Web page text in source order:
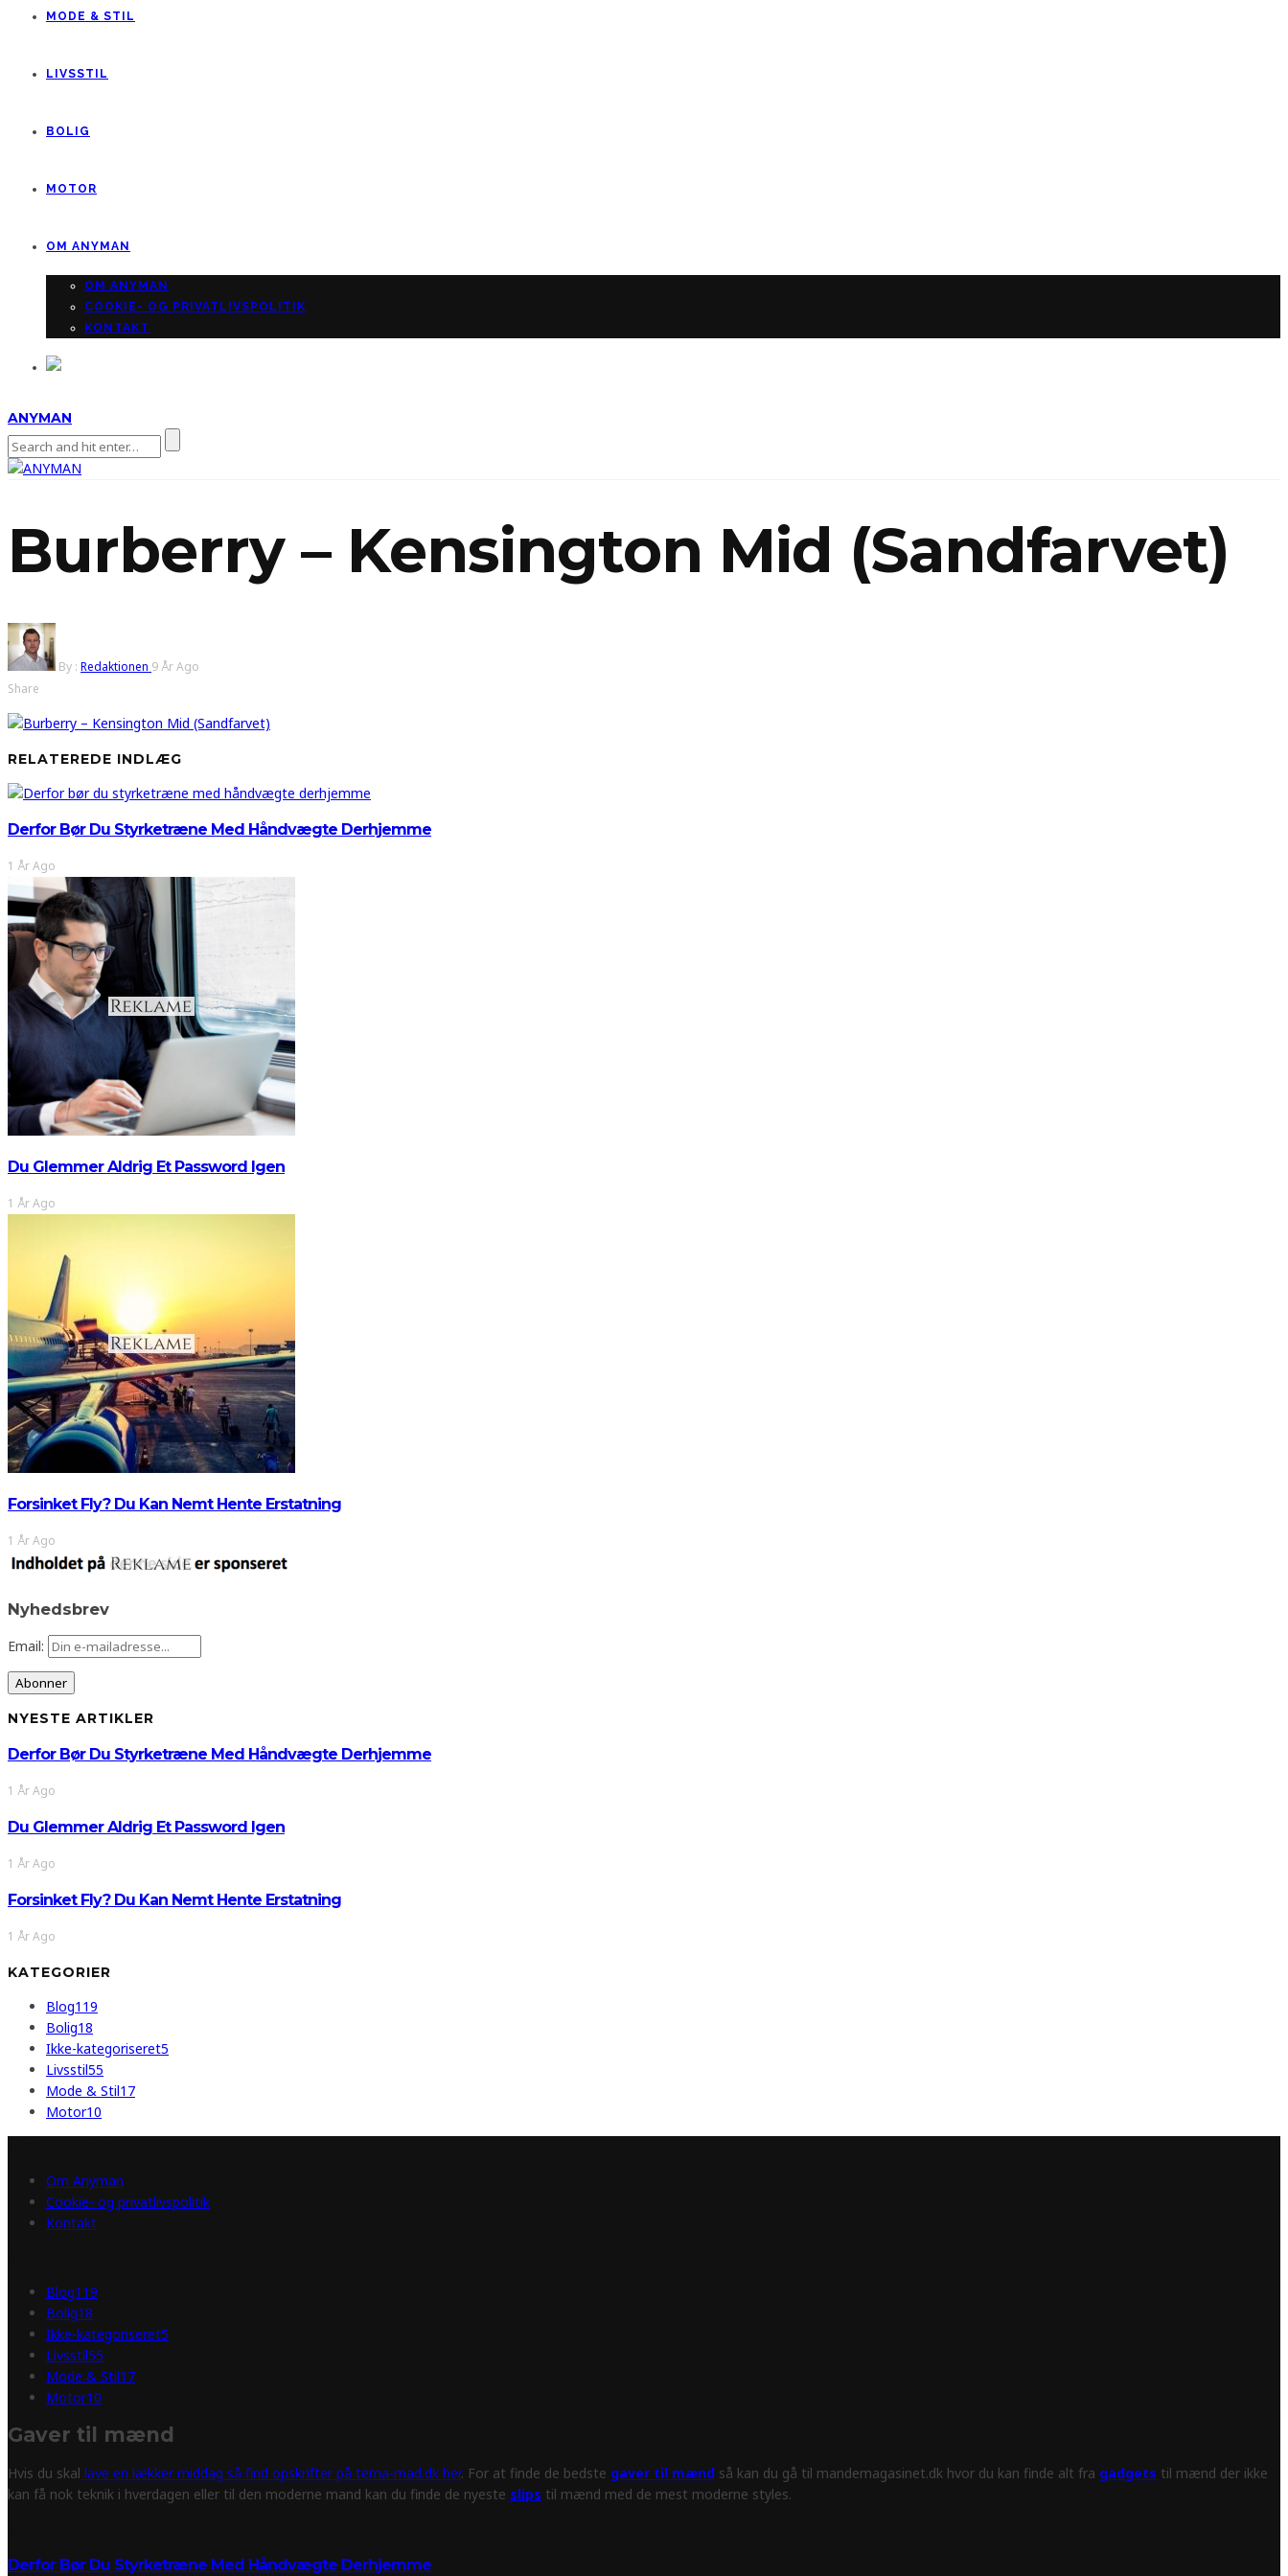
MODE & STIL
LIVSSTIL
BOLIG
MOTOR
OM ANYMAN
OM ANYMAN
COOKIE- OG PRIVATLIVSPOLITIK
KONTAKT
ANYMAN
Burberry – Kensington Mid (Sandfarvet)
By : Redaktionen 9 År Ago
Share
RELATEREDE INDLÆG
Derfor Bør Du Styrketræne Med Håndvægte Derhjemme
1 År Ago
Du Glemmer Aldrig Et Password Igen
1 År Ago
Forsinket Fly? Du Kan Nemt Hente Erstatning
1 År Ago
Nyhedsbrev
Email:
NYESTE ARTIKLER
Derfor Bør Du Styrketræne Med Håndvægte Derhjemme
1 År Ago
Du Glemmer Aldrig Et Password Igen
1 År Ago
Forsinket Fly? Du Kan Nemt Hente Erstatning
1 År Ago
KATEGORIER
Blog119
Bolig18
Ikke-kategoriseret5
Livsstil55
Mode & Stil17
Motor10
Om Anyman
Cookie- og privatlivspolitik
Kontakt
Blog119
Bolig18
Ikke-kategoriseret5
Livsstil55
Mode & Stil17
Motor10
Gaver til mænd
Hvis du skal lave en lækker middag så find opskrifter på tema-mad.dk her. For at finde de bedste gaver til mænd så kan du gå til mandemagasinet.dk hvor du kan finde alt fra gadgets til mænd der ikke
kan få nok teknik i hverdagen eller til den moderne mand kan du finde de nyeste slips til mænd med de mest moderne styles.
Derfor Bør Du Styrketræne Med Håndvægte Derhjemme